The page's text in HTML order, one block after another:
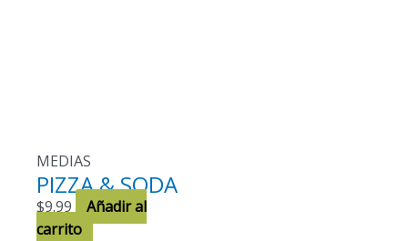
MEDIAS
PIZZA & SODA
$9.99
Añadir al
carrito